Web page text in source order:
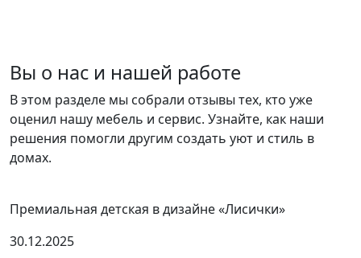
Вы о нас и нашей работе
В этом разделе мы собрали отзывы тех, кто уже
оценил нашу мебель и сервис. Узнайте, как наши
решения помогли другим создать уют и стиль в
домах.
Премиальная детская в дизайне «Лисички»
30.12.2025